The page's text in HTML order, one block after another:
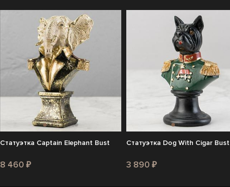
Статуэтка Captain Elephant Bust
8 460 ₽
Статуэтка Dog With Cigar Bust
3 890 ₽